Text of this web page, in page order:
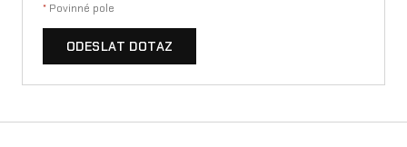
* Povinné pole
ODESLAT DOTAZ